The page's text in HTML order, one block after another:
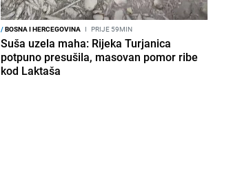
/BOSNA I HERCEGOVINA I PRIJE 59MIN
Suša uzela maha: Rijeka Turjanica
potpuno presušila, masovan pomor ribe
kod Laktaša